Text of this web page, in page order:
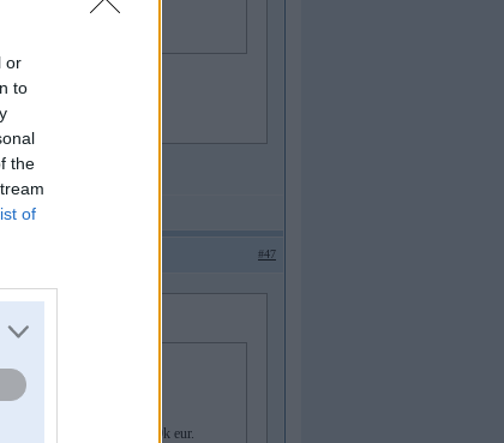
or
to
the
of
buus!
#47
jaamaksaa saakot no 10k eur.